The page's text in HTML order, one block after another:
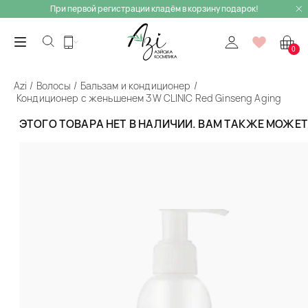
При первой регистрации кладём в корзину подарок!
0
ЭТОГО ТОВАРА НЕТ В НАЛИЧИИ. ВАМ ТАКЖЕ
Azi Волосы
Бальзам и кондиционер
Кондиционер с женьшенем 3W CLINIC Red Ginseng Aging